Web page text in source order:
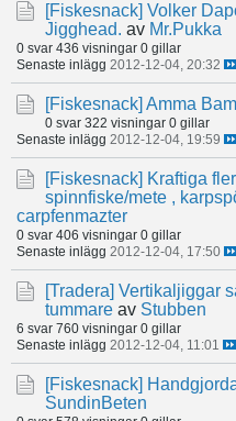
[Fiskesnack] Volker
Jigghead. av Mr.Pukka
0 svar 436 visningar 0 gillar
Senaste inlägg 2012-12-04, 20:32
[Fiskesnack] Amma
0 svar 322 visningar 0 gillar
Senaste inlägg 2012-12-04, 19:59
[Fiskesnack] Kraftiga
spinnfiske/mete ,
carpfenmazter
0 svar 406 visningar 0 gillar
Senaste inlägg 2012-12-04, 17:50
[Tradera] Vertikaljiggar
tummare av Stubben
6 svar 760 visningar 0 gillar
Senaste inlägg 2012-12-04, 11:01
[Fiskesnack]
SundinBeten